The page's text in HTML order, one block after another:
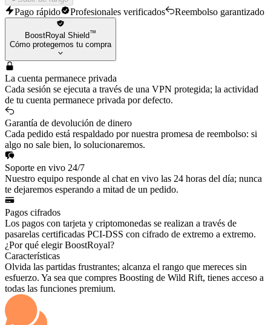
Pago rápido Profesionales verificados Reembolso garantizado
BoostRoyal Shield™
Cómo protegemos tu compra
La cuenta permanece privada
Cada sesión se ejecuta a través de una VPN protegida; la actividad
de tu cuenta permanece privada por defecto.
Garantía de devolución de dinero
Cada pedido está respaldado por nuestra promesa de reembolso: si
algo no sale bien, lo solucionaremos.
Soporte en vivo 24/7
Nuestro equipo responde al chat en vivo las 24 horas del día; nunca
te dejaremos esperando a mitad de un pedido.
Pagos cifrados
Los pagos con tarjeta y criptomonedas se realizan a través de
pasarelas certificadas PCI-DSS con cifrado de extremo a extremo.
¿Por qué elegir BoostRoyal?
Características
Olvida las partidas frustrantes; alcanza el rango que mereces sin
esfuerzo. Ya sea que compres Boosting de Wild Rift, tienes acceso a
todas las funciones premium.